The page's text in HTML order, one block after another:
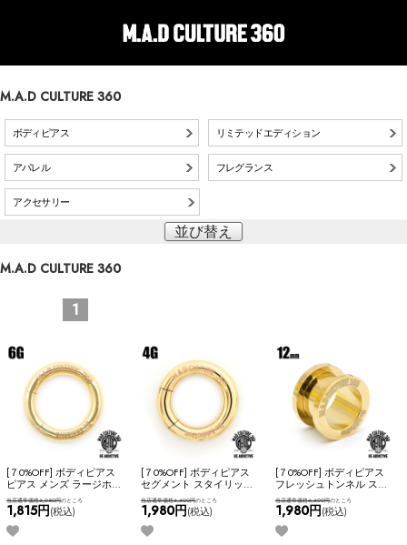
M.A.D CULTURE 360
ボディピアス リミテッドエディション
アパレル フレグランス
アクセサリー
並び替え
M.A.D CULTURE 360
1
[７0%OFF] ボディピアス
ピアス メンズ ラージホー
ル 太g 6g ギフト プレゼン
ト サージカルステンレス
シンプル かっこいい ネコ
ポスOK
当店通常価格6,050円のところ
1,815円(税込)
[７0%OFF] ボディピアス
セグメント スタイリッシ
ュ ブランドロゴ入り
MADC ステンレス シンプ
ル かっこいい ネコポス
OK
当店通常価格6,600円のところ
1,980円(税込)
[７0%OFF] ボディピアス
フレッシュトンネル スタ
イリッシュ ブランドロゴ
入り MADC ステンレス シ
ンプル かっこいい ネコポ
スOK
当店通常価格6,600円のところ
1,980円(税込)